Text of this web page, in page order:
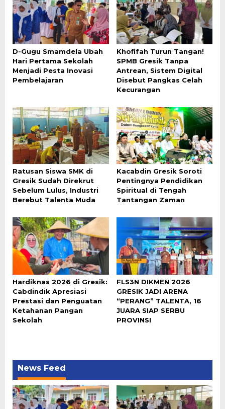
D-Gugu Smamdela Ubah
Hari Pertama Sekolah
Menjadi Pesta Inovasi
Pembelajaran
Khofifah Turun Tangan!
SPMB Gresik Tanpa
Antrean, Sistem Digital
Disebut Pangkas Celah
Kecurangan
Ratusan Siswa SMK di
Gresik Sudah Direkrut
Sebelum Lulus, Industri
Berebut Talenta Muda
Kacabdin Gresik Soroti
Pentingnya Pendidikan
Spiritual di Tengah
Tantangan Zaman
Hardiknas 2026 di Gresik:
Cabdindik Apresiasi
Prestasi dan Penguatan
Ketahanan Pangan
Sekolah
FLS3N DIKMEN 2026
GRESIK JADI ARENA
“PERANG” TALENTA, 16
JUARA SIAP SERBU
PROVINSI
News Feed